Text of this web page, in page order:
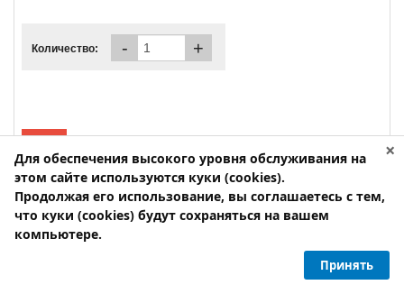
Количество: - +
×
Для обеспечения высокого уровня обслуживания на
этом сайте используются куки (cookies).
Продолжая его использование, вы соглашаетесь с тем,
что куки (cookies) будут сохраняться на вашем
компьютере.
Принять